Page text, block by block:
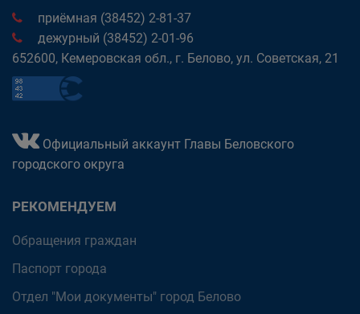
приёмная (38452) 2-81-37
дежурный (38452) 2-01-96
652600, Кемеровская обл., г. Белово, ул. Советская, 21
Официальный аккаунт Главы Беловского
городского округа
РЕКОМЕНДУЕМ
Обращения граждан
Паспорт города
Отдел "Мои документы" город Белово